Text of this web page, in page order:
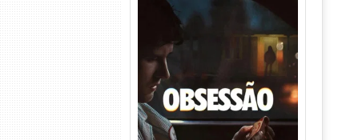
Obsessão Torrent (2026)
WEB-DL 1080p/4K Dual
Áudio